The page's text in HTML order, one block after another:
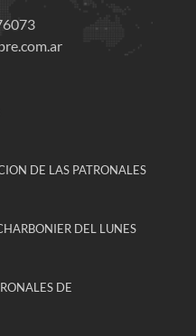
DE LAS PATRONALES
DEL LUNES
DE